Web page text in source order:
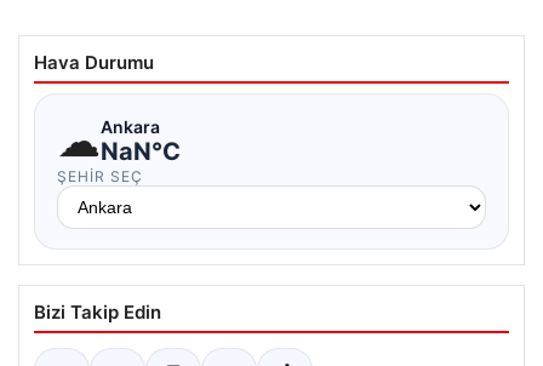
Hava Durumu
☁Ankara
NaN°C
ŞEHIR SEÇ
Bizi Takip Edin